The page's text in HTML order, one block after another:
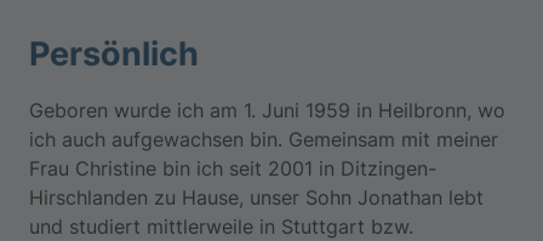
Persönlich
Geboren wurde ich am 1. Juni 1959 in Heilbronn, wo
ich auch aufgewachsen bin. Gemeinsam mit meiner
Frau Christine bin ich seit 2001 in Ditzingen-
Hirschlanden zu Hause, unser Sohn Jonathan lebt
und studiert mittlerweile in Stuttgart bzw.